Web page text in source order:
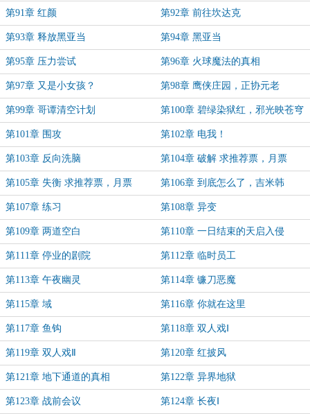
第91章 红颜 第92章 前往坎达克
第93章 释放黑亚当 第94章 黑亚当
第95章 压力尝试 第96章 火球魔法的真相
第97章 又是小女孩？ 第98章 鹰侠庄园，正协元老
第99章 哥谭清空计划 第100章 碧绿染狱红，邪光映苍穹
第101章 围攻 第102章 电我！
第103章 反向洗脑 第104章 破解 求推荐票，月票
第105章 失衡 求推荐票，月票 第106章 到底怎么了，吉米韩
第107章 练习 第108章 异变
第109章 两道空白 第110章 一日结束的天启入侵
第111章 停业的剧院 第112章 临时员工
第113章 午夜幽灵 第114章 镰刀恶魔
第115章 域 第116章 你就在这里
第117章 鱼钩 第118章 双人戏Ⅰ
第119章 双人戏Ⅱ 第120章 红披风
第121章 地下通道的真相 第122章 异界地狱
第123章 战前会议 第124章 长夜Ⅰ